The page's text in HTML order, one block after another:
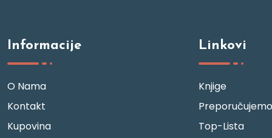
Informacije
O Nama
Kontakt
Kupovina
Linkovi
Knjige
Preporučujemo
Top-Lista